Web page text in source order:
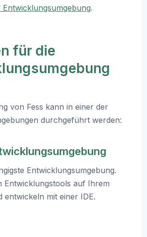
Entwicklungsumgebung.
für die
von Fess kann in einer der
durchgeführt werden:
Entwicklungsumgebung.
Entwicklungstools auf Ihrem
entwickeln mit einer IDE.